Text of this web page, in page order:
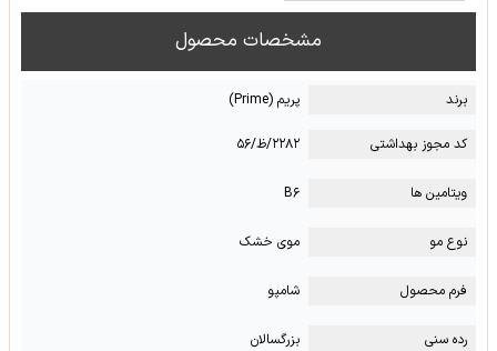
مشخصات محصول
برند پریم (Prime)
کد مجوز بهداشتی ۲۲۸۲/ظ/۵۶
ویتامین ها B۶
نوع مو موی خشک
فرم محصول شامپو
رده سنی
بزرگسالان